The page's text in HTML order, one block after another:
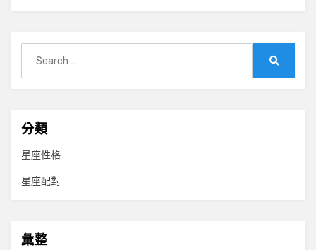
for:
分類
星座性格
星座配對
彙整